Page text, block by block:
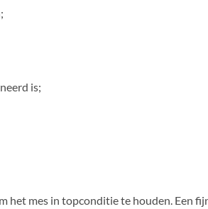
is;
mes in topconditie te houden. Een